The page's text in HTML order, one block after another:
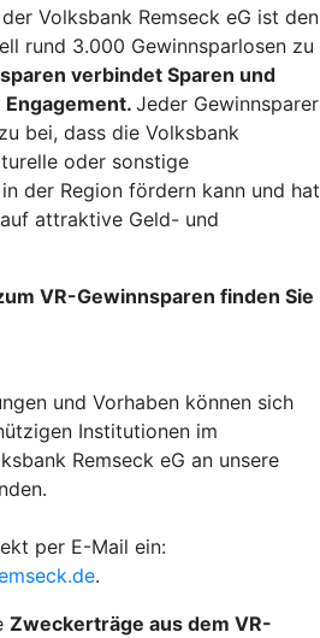
Volksbank Remseck eG ist den
rund 3.000 Gewinnsparlosen zu
verbindet Sparen und
Jeder Gewinnsparer
bei, dass die Volksbank
oder sonstige
der Region fördern kann und hat
attraktive Geld- und
VR-Gewinnsparen finden Sie
und Vorhaben können sich
Institutionen im
Remseck eG an unsere
per E-Mail ein:
.
Zweckerträge aus dem VR-